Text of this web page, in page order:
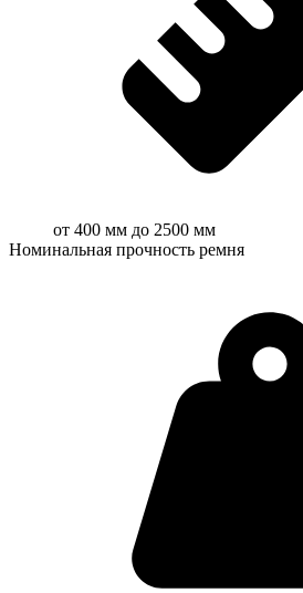
от 400 мм до 2500 мм
Номинальная прочность ремня